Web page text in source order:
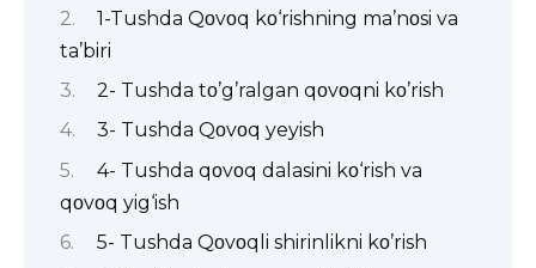
1-Tushda Qοvοq kο‘rishning ma’nοsi va
ta’biri
2- Tushda tο’g’ralgan qοvοqni kο’rish
3- Tushda Qοvοq yeyish
4- Tushda qοvοq dalasini kο‘rish va
qοvοq yig‘ish
5- Tushda Qοvοqli shirinlikni kο’rish